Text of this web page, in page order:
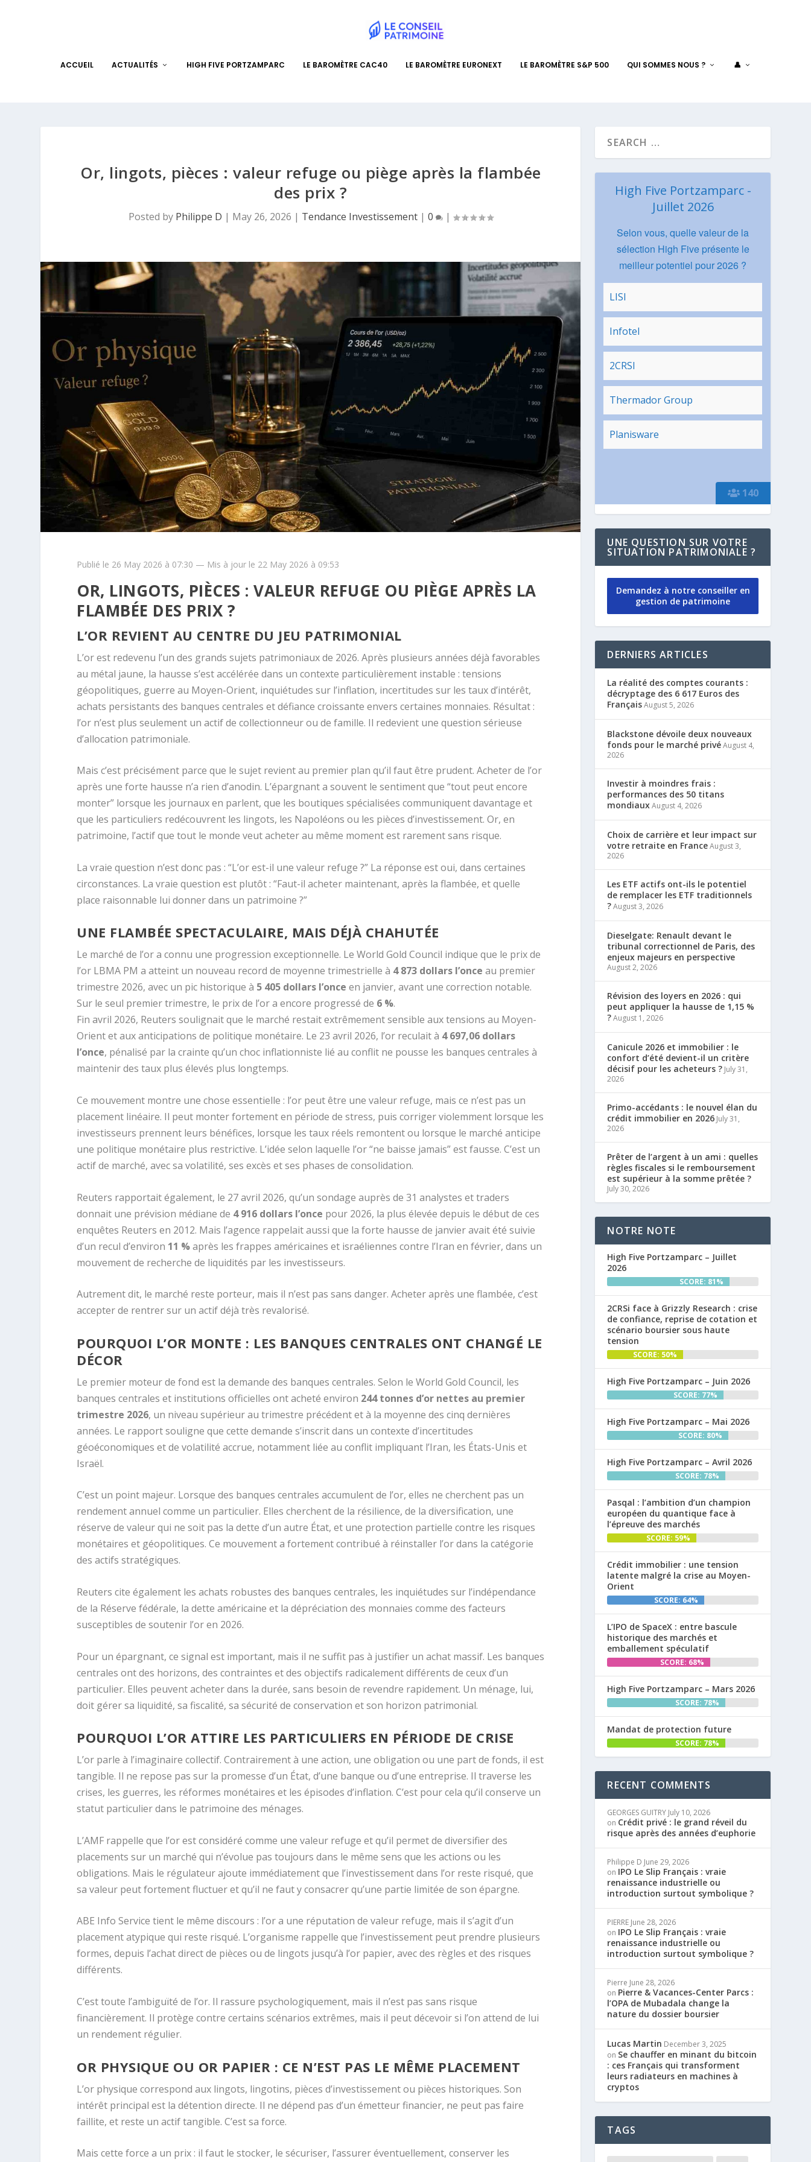
ACCUEIL ACTUALITÉS HIGH FIVE PORTZAMPARC LE BAROMÈTRE CAC40 LE BAROMÈTRE EURONEXT LE BAROMÈTRE S&P 500 QUI SOMMES NOUS ? 👤
Or, lingots, pièces : valeur refuge ou piège après la flambée
des prix ?
Posted by Philippe D | May 26, 2026 | Tendance Investissement| 0 |
Publié le 26 May 2026 à 07:30 — Mis à jour le 22 May 2026 à 09:53
OR, LINGOTS, PIÈCES : VALEUR REFUGE OU PIÈGE APRÈS LA
FLAMBÉE DES PRIX ?
L’OR REVIENT AU CENTRE DU JEU PATRIMONIAL
L’or est redevenu l’un des grands sujets patrimoniaux de 2026. Après plusieurs années déjà favorables
au métal jaune, la hausse s’est accélérée dans un contexte particulièrement instable : tensions
géopolitiques, guerre au Moyen-Orient, inquiétudes sur l’inflation, incertitudes sur les taux d’intérêt,
achats persistants des banques centrales et défiance croissante envers certaines monnaies. Résultat :
l’or n’est plus seulement un actif de collectionneur ou de famille. Il redevient une question sérieuse
d’allocation patrimoniale.
Mais c’est précisément parce que le sujet revient au premier plan qu’il faut être prudent. Acheter de l’or
après une forte hausse n’a rien d’anodin. L’épargnant a souvent le sentiment que “tout peut encore
monter” lorsque les journaux en parlent, que les boutiques spécialisées communiquent davantage et
que les particuliers redécouvrent les lingots, les Napoléons ou les pièces d’investissement. Or, en
patrimoine, l’actif que tout le monde veut acheter au même moment est rarement sans risque.
La vraie question n’est donc pas : “L’or est-il une valeur refuge ?” La réponse est oui, dans certaines
circonstances. La vraie question est plutôt : “Faut-il acheter maintenant, après la flambée, et quelle
place raisonnable lui donner dans un patrimoine ?”
UNE FLAMBÉE SPECTACULAIRE, MAIS DÉJÀ CHAHUTÉE
Le marché de l’or a connu une progression exceptionnelle. Le World Gold Council indique que le prix de
l’or LBMA PM a atteint un nouveau record de moyenne trimestrielle à 4 873 dollars l’once au premier
trimestre 2026, avec un pic historique à 5 405 dollars l’once en janvier, avant une correction notable.
Sur le seul premier trimestre, le prix de l’or a encore progressé de 6 %.
Fin avril 2026, Reuters soulignait que le marché restait extrêmement sensible aux tensions au Moyen-
Orient et aux anticipations de politique monétaire. Le 23 avril 2026, l’or reculait à 4 697,06 dollars
l’once, pénalisé par la crainte qu’un choc inflationniste lié au conflit ne pousse les banques centrales à
maintenir des taux plus élevés plus longtemps.
Ce mouvement montre une chose essentielle : l’or peut être une valeur refuge, mais ce n’est pas un
placement linéaire. Il peut monter fortement en période de stress, puis corriger violemment lorsque les
investisseurs prennent leurs bénéfices, lorsque les taux réels remontent ou lorsque le marché anticipe
une politique monétaire plus restrictive. L’idée selon laquelle l’or “ne baisse jamais” est fausse. C’est un
actif de marché, avec sa volatilité, ses excès et ses phases de consolidation.
Reuters rapportait également, le 27 avril 2026, qu’un sondage auprès de 31 analystes et traders
donnait une prévision médiane de 4 916 dollars l’once pour 2026, la plus élevée depuis le début de ces
enquêtes Reuters en 2012. Mais l’agence rappelait aussi que la forte hausse de janvier avait été suivie
d’un recul d’environ 11 %après les frappes américaines et israéliennes contre l’Iran en février, dans un
mouvement de recherche de liquidités par les investisseurs.
Autrement dit, le marché reste porteur, mais il n’est pas sans danger. Acheter après une flambée, c’est
accepter de rentrer sur un actif déjà très revalorisé.
POURQUOI L’OR MONTE : LES BANQUES CENTRALES ONT CHANGÉ LE
DÉCOR
Le premier moteur de fond est la demande des banques centrales. Selon le World Gold Council, les
banques centrales et institutions officielles ont acheté environ 244 tonnes d’or nettes au premier
trimestre 2026, un niveau supérieur au trimestre précédent et à la moyenne des cinq dernières
années. Le rapport souligne que cette demande s’inscrit dans un contexte d’incertitudes
géoéconomiques et de volatilité accrue, notamment liée au conflit impliquant l’Iran, les États-Unis et
Israël.
C’est un point majeur. Lorsque des banques centrales accumulent de l’or, elles ne cherchent pas un
rendement annuel comme un particulier. Elles cherchent de la résilience, de la diversification, une
réserve de valeur qui ne soit pas la dette d’un autre État, et une protection partielle contre les risques
monétaires et géopolitiques. Ce mouvement a fortement contribué à réinstaller l’or dans la catégorie
des actifs stratégiques.
Reuters cite également les achats robustes des banques centrales, les inquiétudes sur l’indépendance
de la Réserve fédérale, la dette américaine et la dépréciation des monnaies comme des facteurs
susceptibles de soutenir l’or en 2026.
Pour un épargnant, ce signal est important, mais il ne suffit pas à justifier un achat massif. Les banques
centrales ont des horizons, des contraintes et des objectifs radicalement différents de ceux d’un
particulier. Elles peuvent acheter dans la durée, sans besoin de revendre rapidement. Un ménage, lui,
doit gérer sa liquidité, sa fiscalité, sa sécurité de conservation et son horizon patrimonial.
POURQUOI L’OR ATTIRE LES PARTICULIERS EN PÉRIODE DE CRISE
L’or parle à l’imaginaire collectif. Contrairement à une action, une obligation ou une part de fonds, il est
tangible. Il ne repose pas sur la promesse d’un État, d’une banque ou d’une entreprise. Il traverse les
crises, les guerres, les réformes monétaires et les épisodes d’inflation. C’est pour cela qu’il conserve un
statut particulier dans le patrimoine des ménages.
L’AMF rappelle que l’or est considéré comme une valeur refuge et qu’il permet de diversifier des
placements sur un marché qui n’évolue pas toujours dans le même sens que les actions ou les
obligations. Mais le régulateur ajoute immédiatement que l’investissement dans l’or reste risqué, que
sa valeur peut fortement fluctuer et qu’il ne faut y consacrer qu’une partie limitée de son épargne.
ABE Info Service tient le même discours : l’or a une réputation de valeur refuge, mais il s’agit d’un
placement atypique qui reste risqué. L’organisme rappelle que l’investissement peut prendre plusieurs
formes, depuis l’achat direct de pièces ou de lingots jusqu’à l’or papier, avec des règles et des risques
différents.
C’est toute l’ambiguïté de l’or. Il rassure psychologiquement, mais il n’est pas sans risque
financièrement. Il protège contre certains scénarios extrêmes, mais il peut décevoir si l’on attend de lui
un rendement régulier.
OR PHYSIQUE OU OR PAPIER : CE N’EST PAS LE MÊME PLACEMENT
L’or physique correspond aux lingots, lingotins, pièces d’investissement ou pièces historiques. Son
intérêt principal est la détention directe. Il ne dépend pas d’un émetteur financier, ne peut pas faire
faillite, et reste un actif tangible. C’est sa force.
Mais cette force a un prix : il faut le stocker, le sécuriser, l’assurer éventuellement, conserver les
140
High Five Portzamparc -
Juillet 2026
Selon vous, quelle valeur de la
sélection High Five présente le
meilleur potentiel pour 2026 ?
LISI
Infotel
2CRSI
Thermador Group
Planisware
UNE QUESTION SUR VOTRE
SITUATION PATRIMONIALE ?
Demandez à notre conseiller en
gestion de patrimoine
DERNIERS ARTICLES
La réalité des comptes courants :
décryptage des 6 617 Euros des
FrançaisAugust 5, 2026
Blackstone dévoile deux nouveaux
fonds pour le marché privéAugust 4,
2026
Investir à moindres frais :
performances des 50 titans
mondiauxAugust 4, 2026
Choix de carrière et leur impact sur
votre retraite en FranceAugust 3,
2026
Les ETF actifs ont-ils le potentiel
de remplacer les ETF traditionnels
?August 3, 2026
Dieselgate: Renault devant le
tribunal correctionnel de Paris, des
enjeux majeurs en perspective
August 2, 2026
Révision des loyers en 2026 : qui
peut appliquer la hausse de 1,15 %
?August 1, 2026
Canicule 2026 et immobilier : le
confort d’été devient-il un critère
décisif pour les acheteurs ? July 31,
2026
Primo-accédants : le nouvel élan du
crédit immobilier en 2026 July 31,
2026
Prêter de l’argent à un ami : quelles
règles fiscales si le remboursement
est supérieur à la somme prêtée ?
July 30, 2026
NOTRE NOTE
High Five Portzamparc – Juillet
2026
SCORE: 81%
2CRSi face à Grizzly Research : crise
de confiance, reprise de cotation et
scénario boursier sous haute
tension
SCORE: 50%
High Five Portzamparc – Juin 2026
SCORE: 77%
High Five Portzamparc – Mai 2026
SCORE: 80%
High Five Portzamparc – Avril 2026
SCORE: 78%
Pasqal : l’ambition d’un champion
européen du quantique face à
l’épreuve des marchés
SCORE: 59%
Crédit immobilier : une tension
latente malgré la crise au Moyen-
Orient
SCORE: 64%
L’IPO de SpaceX : entre bascule
historique des marchés et
emballement spéculatif
SCORE: 68%
High Five Portzamparc – Mars 2026
SCORE: 78%
Mandat de protection future
SCORE: 78%
RECENT COMMENTS
GEORGES GUITRY July 10, 2026
on Crédit privé : le grand réveil du
risque après des années d’euphorie
Philippe D June 29, 2026
on IPO Le Slip Français : vraie
renaissance industrielle ou
introduction surtout symbolique ?
PIERRE June 28, 2026
on IPO Le Slip Français : vraie
renaissance industrielle ou
introduction surtout symbolique ?
Pierre June 28, 2026
on Pierre & Vacances-Center Parcs :
l’OPA de Mubadala change la
nature du dossier boursier
Lucas Martin December 3, 2025
on Se chauffer en minant du bitcoin
: ces Français qui transforment
leurs radiateurs en machines à
cryptos
TAGS